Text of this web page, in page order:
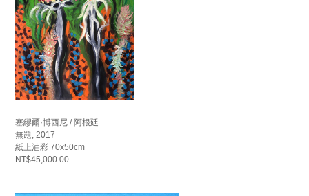
塞繆爾·博西尼 / 阿根廷
無題, 2017
紙上油彩 70x50cm
NT$45,000.00